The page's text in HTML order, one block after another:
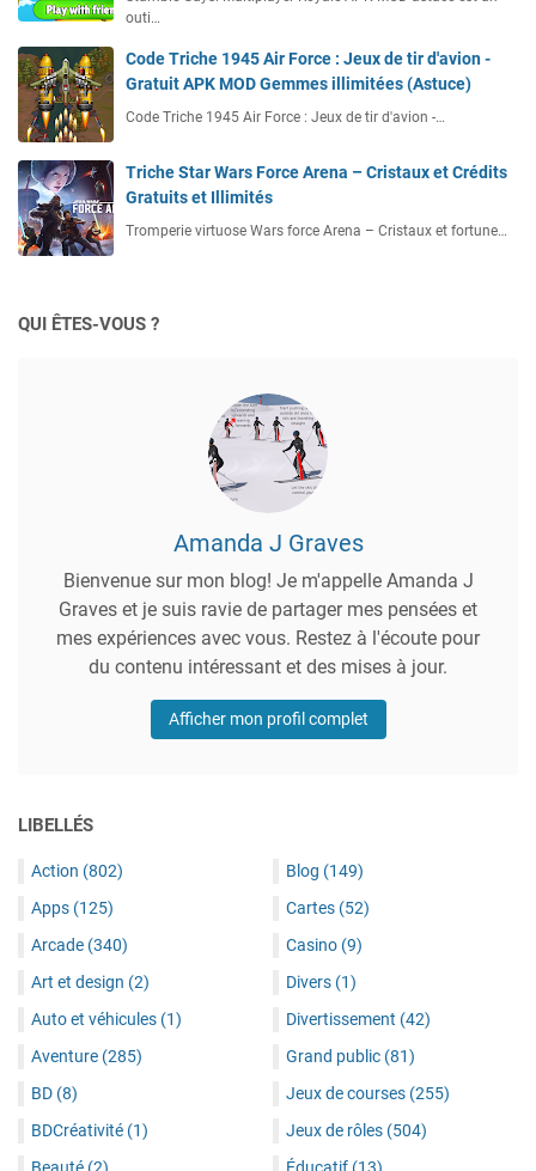
outi…
Code Triche 1945 Air Force : Jeux de tir d'avion -
Gratuit APK MOD Gemmes illimitées (Astuce)
Code Triche 1945 Air Force : Jeux de tir d'avion -…
Triche Star Wars Force Arena – Cristaux et Crédits
Gratuits et Illimités
Tromperie virtuose Wars force Arena – Cristaux et fortune…
QUI ÊTES-VOUS ?
Amanda J Graves
Bienvenue sur mon blog! Je m'appelle Amanda J
Graves et je suis ravie de partager mes pensées et
mes expériences avec vous. Restez à l'écoute pour
du contenu intéressant et des mises à jour.
Afficher mon profil complet
LIBELLÉS
Action (802)
Apps (125)
Arcade (340)
Art et design (2)
Auto et véhicules (1)
Aventure (285)
BD (8)
BDCréativité (1)
Blog (149)
Cartes (52)
Casino (9)
Divers (1)
Divertissement (42)
Grand public (81)
Jeux de courses (255)
Jeux de rôles (504)